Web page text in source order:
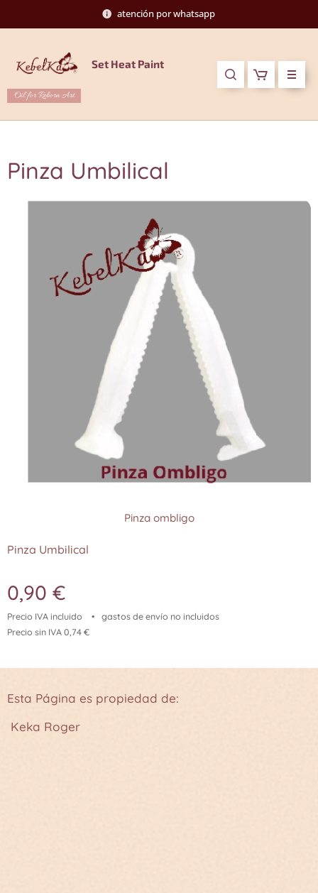
atención por whatsapp
Set Heat Paint
Oil for Reborn Art
Pinza Umbilical
Pinza ombligo
Pinza Umbilical
0,90 €
Precio IVA incluido
gastos de envío no incluidos
Precio sin IVA 0,74 €
Esta Página es propiedad de:
Keka Roger